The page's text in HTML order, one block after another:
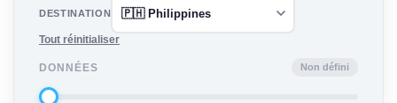
DESTINATION
Tout réinitialiser
DONNÉES Non défini